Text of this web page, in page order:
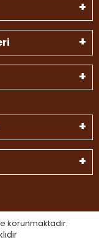
korunmaktadır.